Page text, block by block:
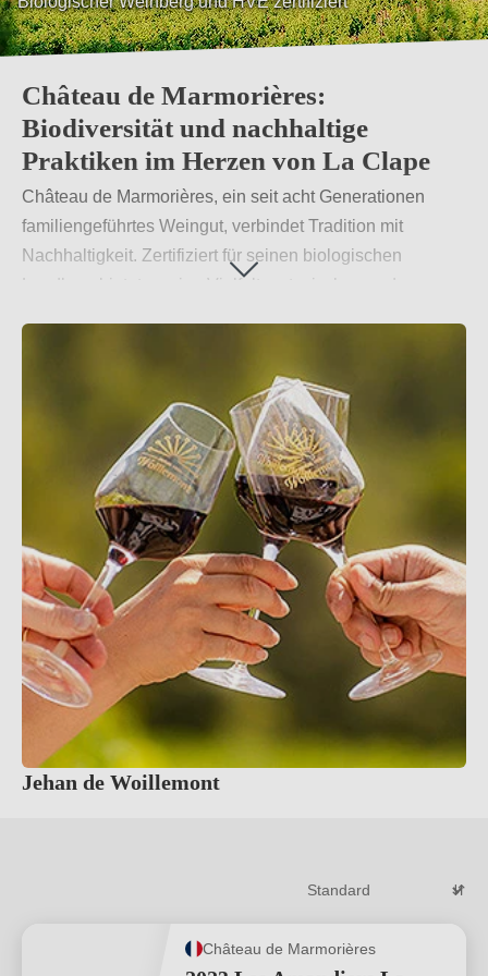
Château de Marmorières:
Biodiversität und nachhaltige
Praktiken im Herzen von La Clape
Château de Marmorières, ein seit acht Generationen
familiengeführtes Weingut, verbindet Tradition mit
Nachhaltigkeit. Zertifiziert für seinen biologischen
Landbau, bietet es eine Vielfalt an typischen und
Jehan de Woillemont
Château de Marmorières